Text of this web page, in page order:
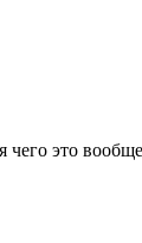
чего это